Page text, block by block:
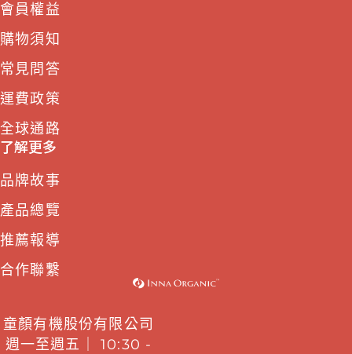
會員權益
購物須知
常見問答
運費政策
全球通路
了解更多
品牌故事
產品總覽
推薦報導
合作聯繫
童顏有機股份有限公司
週一至週五｜ 10:30 -